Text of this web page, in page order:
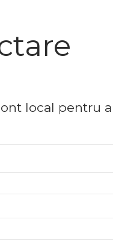
local pentru a